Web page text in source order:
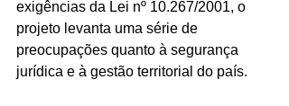
exigências da Lei nº 10.267/2001, o
projeto levanta uma série de
preocupações quanto à segurança
jurídica e à gestão territorial do país.